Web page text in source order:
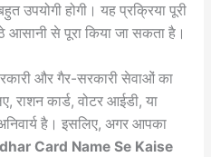
उपयोगी होगी। यह प्रक्रिया पूरी
से पूरा किया जा सकता है।
और गैर-सरकारी सेवाओं का
राशन कार्ड, वोटर आईडी, या
है। इसलिए, अगर आपका
Card Name Se Kaise